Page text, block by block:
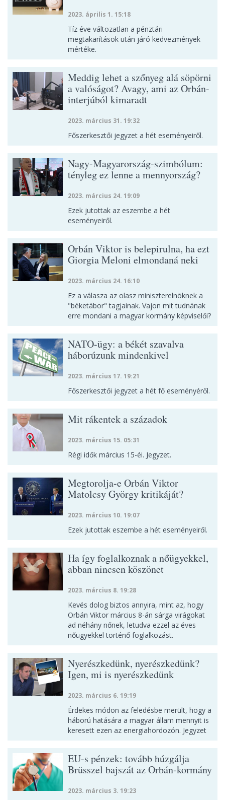
2023. április 1. 15:18
Tíz éve változatlan a pénztári
megtakarítások után járó kedvezmények
mértéke.
Meddig lehet a szőnyeg alá söpörni
a valóságot? Avagy, ami az Orbán-
interjúból kimaradt
2023. március 31. 19:32
Főszerkesztői jegyzet a hét eseményeiről.
Nagy-Magyarország-szimbólum:
tényleg ez lenne a mennyország?
2023. március 24. 19:09
Ezek jutottak az eszembe a hét
eseményeiről.
Orbán Viktor is belepirulna, ha ezt
Giorgia Meloni elmondaná neki
2023. március 24. 16:10
Ez a válasza az olasz miniszterelnöknek a
"béketábor" tagjainak. Vajon mit tudnának
erre mondani a magyar kormány képviselői?
NATO-ügy: a békét szavalva
háborúzunk mindenkivel
2023. március 17. 19:21
Főszerkesztői jegyzet a hét fő eseményéről.
Mit rákentek a századok
2023. március 15. 05:31
Régi idők március 15-éi. Jegyzet.
Megtorolja-e Orbán Viktor
Matolcsy György kritikáját?
2023. március 10. 19:07
Ezek jutottak eszembe a hét eseményeiről.
Ha így foglalkoznak a nőügyekkel,
abban nincsen köszönet
2023. március 8. 19:28
Kevés dolog biztos annyira, mint az, hogy
Orbán Viktor március 8-án sárga virágokat
ad néhány nőnek, letudva ezzel az éves
nőügyekkel történő foglalkozást.
Nyerészkedünk, nyerészkedünk?
Igen, mi is nyerészkedünk
2023. március 6. 19:19
Érdekes módon az feledésbe merült, hogy a
háború hatására a magyar állam mennyit is
keresett ezen az energiahordozón. Jegyzet
EU-s pénzek: tovább húzgálja
Brüsszel bajszát az Orbán-kormány
2023. március 3. 19:23